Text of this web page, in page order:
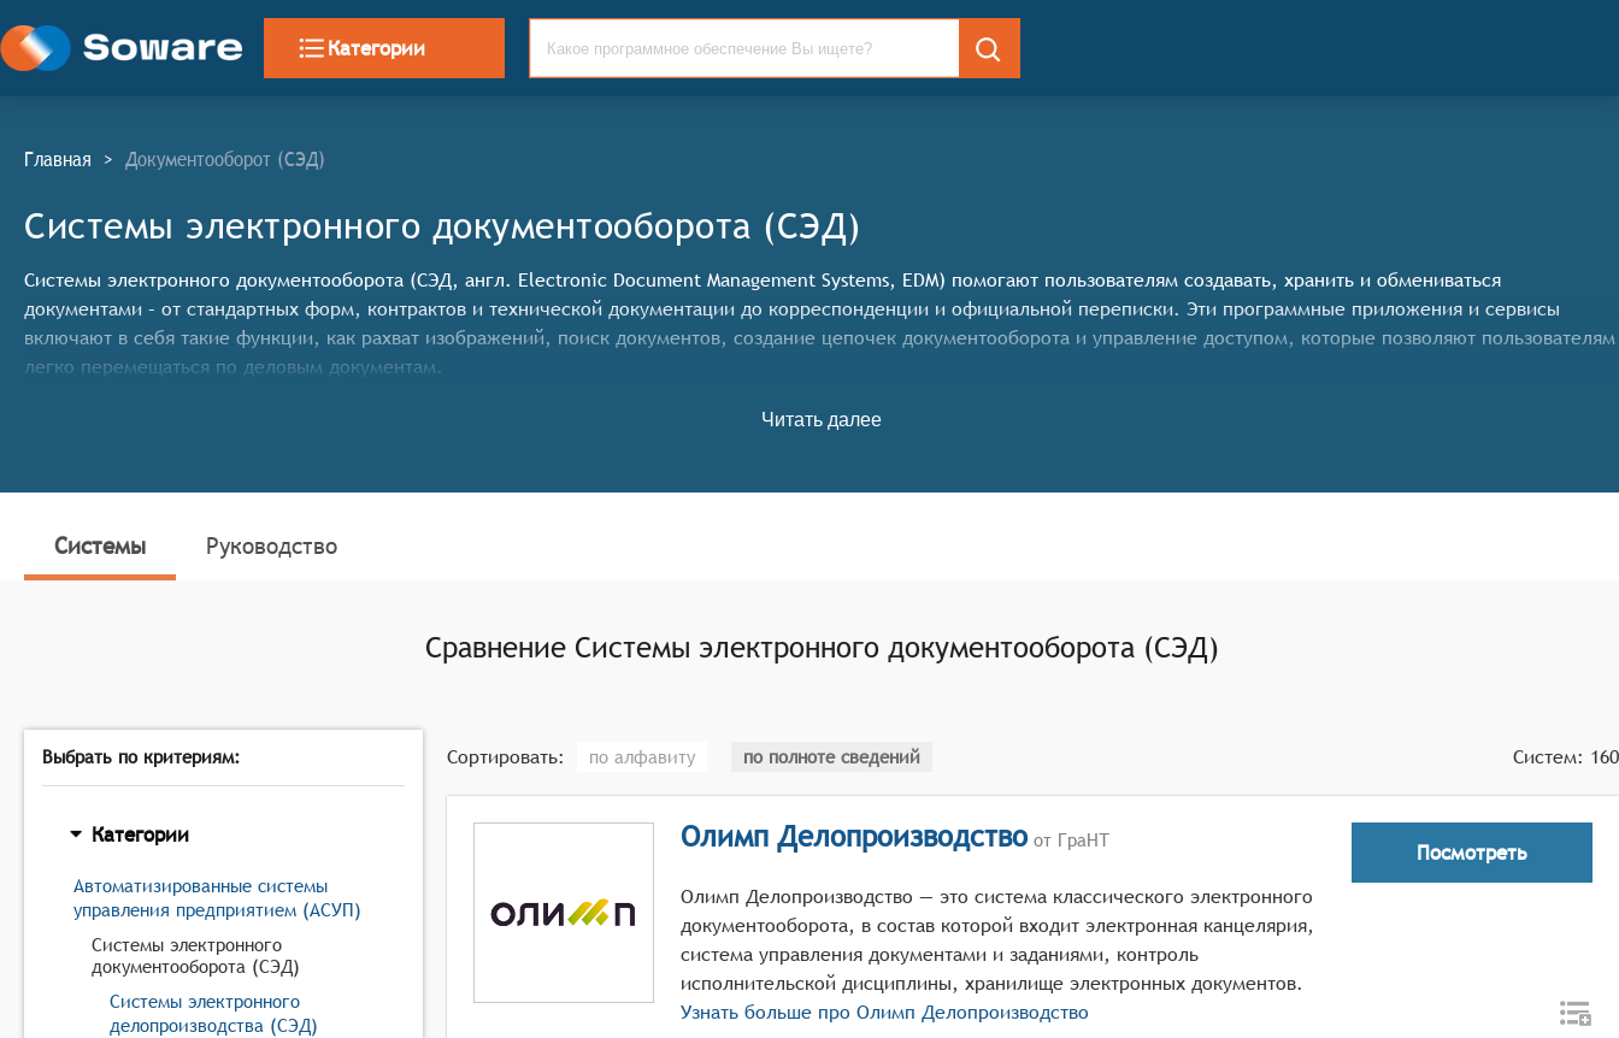
Категории
Главная > Документооборот (СЭД)
Системы электронного документооборота (СЭД)
Системы электронного документооборота (СЭД, англ. Electronic Document Management Systems, EDM) помогают пользователям создавать, хранить и обмениваться
документами – от стандартных форм, контрактов и технической документации до корреспонденции и официальной переписки. Эти программные приложения и сервисы
включают в себя такие функции, как pахват изображений, поиск документов, создание цепочек документооборота и управление доступом, которые позволяют пользователям
легко перемещаться по деловым документам.
Классификатор программных продуктов Соваре определяет конкретные функциональные критерии для систем. Чтобы претендовать на включение в категорию СЭД,
Управлять доступом и разрешениями к документам для определенных лиц или групп сотрудников и внешних контрагентов, а также управлять тем, кто может
просматривать и/или редактировать документы.
Осуществлять захват документов, используя технологию захвата изображений для оцифровки печатных документов. Продвинутые платформы предлагают оптическое
Читать далее
Системы Руководство
Сравнение Системы электронного документооборота (СЭД)
Выбрать по критериям:
Категории
Автоматизированные системы
управления предприятием (АСУП)
Системы электронного
документооборота (СЭД)
Системы электронного
делопроизводства (СЭД)
Сортировать: по алфавиту по полноте сведений Систем: 160
Олимп Делопроизводство от ГраНТ
Олимп Делопроизводство — это система классического электронного
документооборота, в состав которой входит электронная канцелярия,
система управления документами и заданиями, контроль
исполнительской дисциплины, хранилище электронных документов.
Узнать больше про Олимп Делопроизводство
Посмотреть